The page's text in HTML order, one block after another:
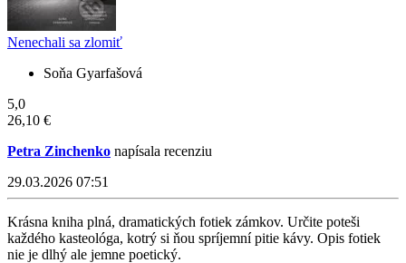
Nenechali sa zlomiť
Soňa Gyarfašová
5,0
26,10 €
Petra Zinchenko napísala recenziu
29.03.2026 07:51
Krásna kniha plná, dramatických fotiek zámkov. Určite poteši
každého kasteológa, kotrý si ňou spríjemní pitie kávy. Opis fotiek
nie je dlhý ale jemne poetický.